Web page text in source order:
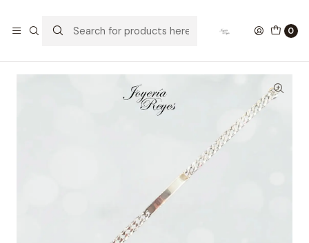
0
Pulsera de plata hombre Ley 925 Italiana modelo Cartier
con piocha 17.5 grs x 22cm